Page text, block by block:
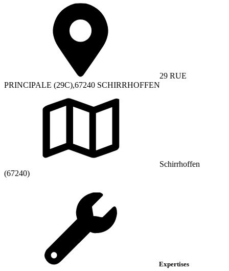
29 RUE
PRINCIPALE (29C),67240 SCHIRRHOFFEN
Schirrhoffen
(67240)
Expertises